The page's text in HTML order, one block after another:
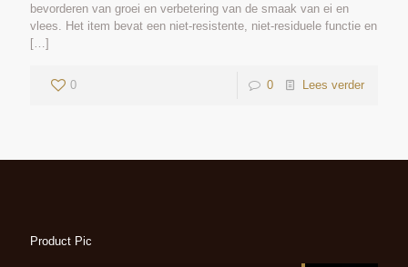
bevorderen van groei en verbetering van de smaak van ei en
vlees. Het item bevat een niet-resistente, niet-residuele functie en
[…]
0 0 Lees verder
Product Pic